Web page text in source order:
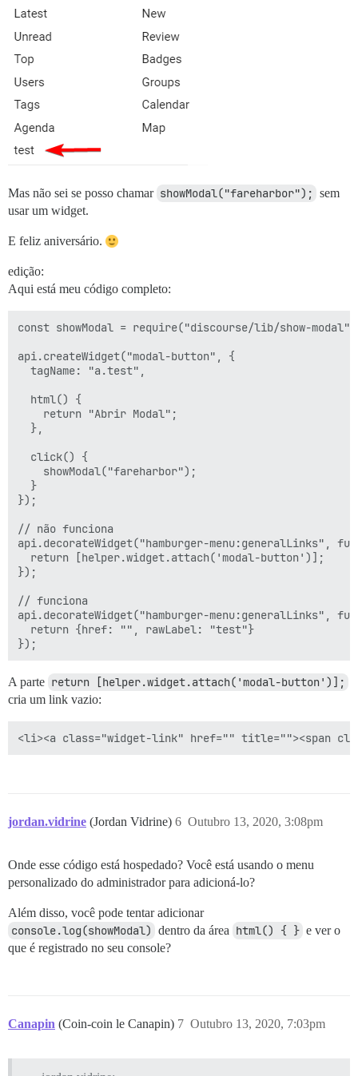
Mas não sei se posso chamar showModal("fareharbor"); sem
usar um widget.
E feliz aniversário.
edição:
Aqui está meu código completo:
const showModal = require("discourse/lib/show-
api.createWidget("modal-button", {
  tagName: "a.test",
  html() {
    return "Abrir Modal";
  },
  click() {
    showModal("fareharbor");
  }
});
// não funciona
api.decorateWidget("hamburger-menu:generalLinks",
  return [helper.widget.attach('modal-button')];
});
// funciona
api.decorateWidget("hamburger-menu:generalLinks",
  return {href: "", rawLabel: "test"}
A parte return [helper.widget.attach('modal-button')];
cria um link vazio:
jordan.vidrine (Jordan Vidrine) Outubro 13, 2020, 3:08pm
6
Onde esse código está hospedado? Você está usando o menu
personalizado do administrador para adicioná-lo?
Além disso, você pode tentar adicionar
console.log(showModal) dentro da área html() { } e ver o
que é registrado no seu console?
Canapin (Coin-coin le Canapin) Outubro 13, 2020, 7:03pm
7